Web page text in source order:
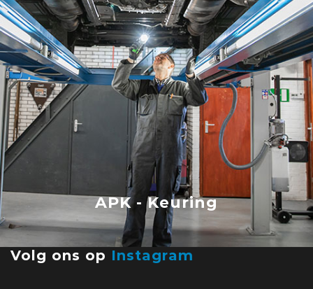
APK - Keuring
Volg ons op Instagram